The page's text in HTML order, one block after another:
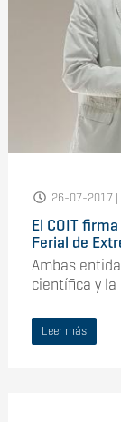
26-07-2017 |
El COIT
Ferial de
Ambas
científica y la
Leer más